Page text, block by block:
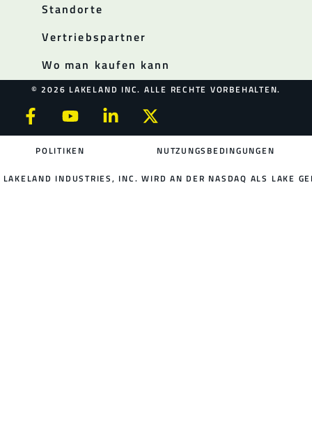
Standorte
Vertriebspartner
Wo man kaufen kann
© 2026 LAKELAND INC. ALLE RECHTE VORBEHALTEN.
POLITIKEN NUTZUNGSBEDINGUNGEN
LAKELAND INDUSTRIES, INC. WIRD AN DER NASDAQ ALS LAKE